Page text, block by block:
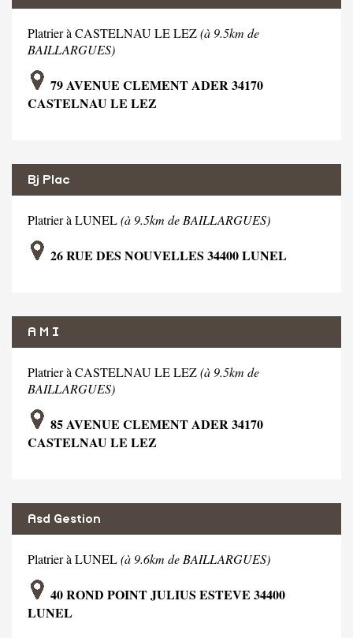
Platrier à CASTELNAU LE LEZ(à 9.5km de
BAILLARGUES)
79 AVENUE CLEMENT ADER 34170
CASTELNAU LE LEZ
Bj Plac
Platrier à LUNEL(à 9.5km de BAILLARGUES)
26 RUE DES NOUVELLES 34400 LUNEL
A M I
Platrier à CASTELNAU LE LEZ(à 9.5km de
BAILLARGUES)
85 AVENUE CLEMENT ADER 34170
CASTELNAU LE LEZ
Asd Gestion
Platrier à LUNEL(à 9.6km de BAILLARGUES)
40 ROND POINT JULIUS ESTEVE 34400
LUNEL